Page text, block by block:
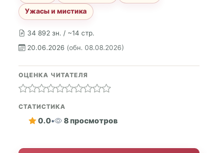
34 892 зн. / ~14 стр.
20.06.2026 (обн. 08.08.2026)
Ужасы и мистика
ОЦЕНКА ЧИТАТЕЛЯ
СТАТИСТИКА
0.0• 8 просмотров